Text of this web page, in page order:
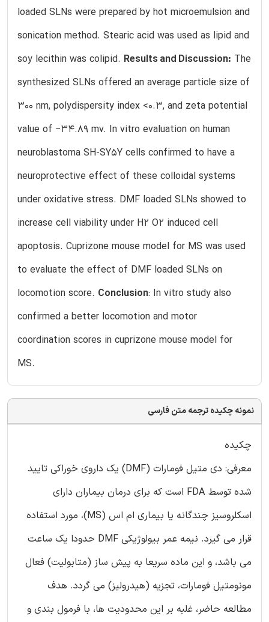
loaded SLNs were prepared by hot microemulsion and
sonication method. Stearic acid was used as lipid and
soy lecithin was colipid. Results and Discussion: The
synthesized SLNs offered an average particle size of
300 nm, polydispersity index <0.3, and zeta potential
value of −34.89 mv. In vitro evaluation on human
neuroblastoma SH-SY5Y cells confirmed to have a
neuroprotective effect of these colloidal systems
under oxidative stress. DMF loaded SLNs showed to
increase cell viability under H2 O2 induced cell
apoptosis. Cuprizone mouse model for MS was used
to evaluate the effect of DMF loaded SLNs on
locomotion score. Conclusion: In vitro study also
confirmed a better locomotion and motor
coordination scores in cuprizone mouse model for
MS.
نمونه چکیده ترجمه متن فارسی
چکیده
معرفی: دی متیل فومارات (DMF) یک داروی خوراکی تایید
شده توسط FDA است که برای درمان بیماران دارای
اسکلروسیز چندگانه یا بیماری ام اس (MS)، مورد استفاده
قرار می گیرد. نیمه عمر بیولوژیکی DMF حدودا یک ساعت
می باشد، و این ماده سریعا به پیش ساز (متابولیت) فعال
مونومتیل فومارات، تجزیه (هیدرولیز) می گردد. هدف
مطالعه حاضر، غلبه بر این محدودیت ها، با فرمول بندی و